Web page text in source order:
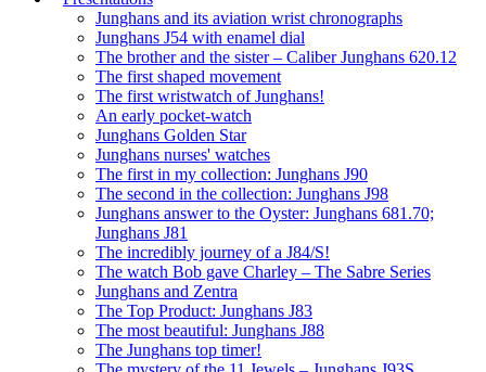
Junghans and its aviation wrist chronographs
Junghans J54 with enamel dial
The brother and the sister – Caliber Junghans 620.12
The first shaped movement
The first wristwatch of Junghans!
An early pocket-watch
Junghans Golden Star
Junghans nurses' watches
The first in my collection: Junghans J90
The second in the collection: Junghans J98
Junghans answer to the Oyster: Junghans 681.70;
Junghans J81
The incredibly journey of a J84/S!
The watch Bob gave Charley – The Sabre Series
Junghans and Zentra
The Top Product: Junghans J83
The most beautiful: Junghans J88
The Junghans top timer!